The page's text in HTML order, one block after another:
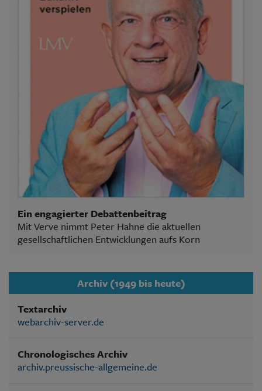
Ein engagierter Debattenbeitrag
Mit Verve nimmt Peter Hahne die aktuellen
gesellschaftlichen Entwicklungen aufs Korn
Archiv (1949 bis heute)
Textarchiv
webarchiv-server.de
Chronologisches Archiv
archiv.preussische-allgemeine.de